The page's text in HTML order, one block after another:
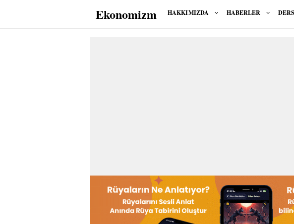
Ekonomizm HAKKIMIZDA HABERLER